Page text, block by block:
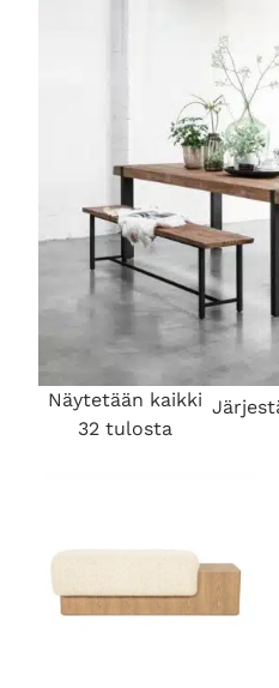
Näytetään kaikki
32 tulosta
b